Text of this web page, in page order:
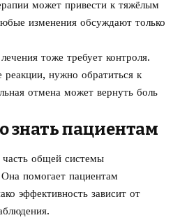
может привести к тяжёлым
изменения обсуждают только
тоже требует контроля.
нужно обратиться к
отмена может вернуть боль
знать пациентам
общей системы
помогает пациентам
эффективность зависит от